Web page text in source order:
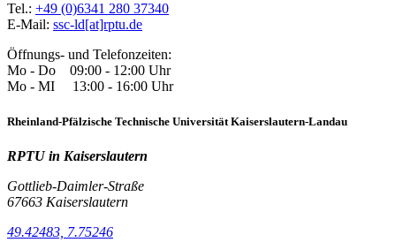
Tel.: +49 (0)6341 280 37340
E-Mail: ssc-ld[at]rptu.de
Öffnungs- und Telefonzeiten:
Mo - Do 09:00 - 12:00 Uhr
Mo - MI 13:00 - 16:00 Uhr
Rheinland-Pfälzische Technische Universität Kaiserslautern-Landau
RPTU in Kaiserslautern
Gottlieb-Daimler-Straße
67663 Kaiserslautern
49.42483, 7.75246